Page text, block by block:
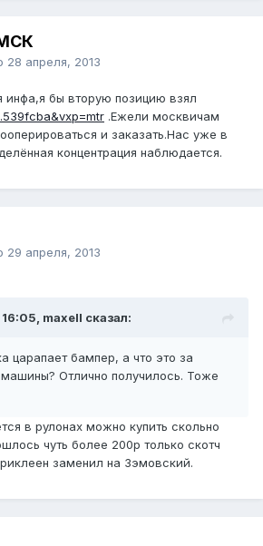
28 апреля, 2013
инфа,я бы вторую позицию взял
.Ежели москвичам
и заказать.Нас уже в
концентрация наблюдается.
29 апреля, 2013
maxell сказал:
царапает бампер, а что это за
Отлично получилось. Тоже
в рулонах можно купить скольно
чуть более 200р только скотч
заменил на 3эмовский.